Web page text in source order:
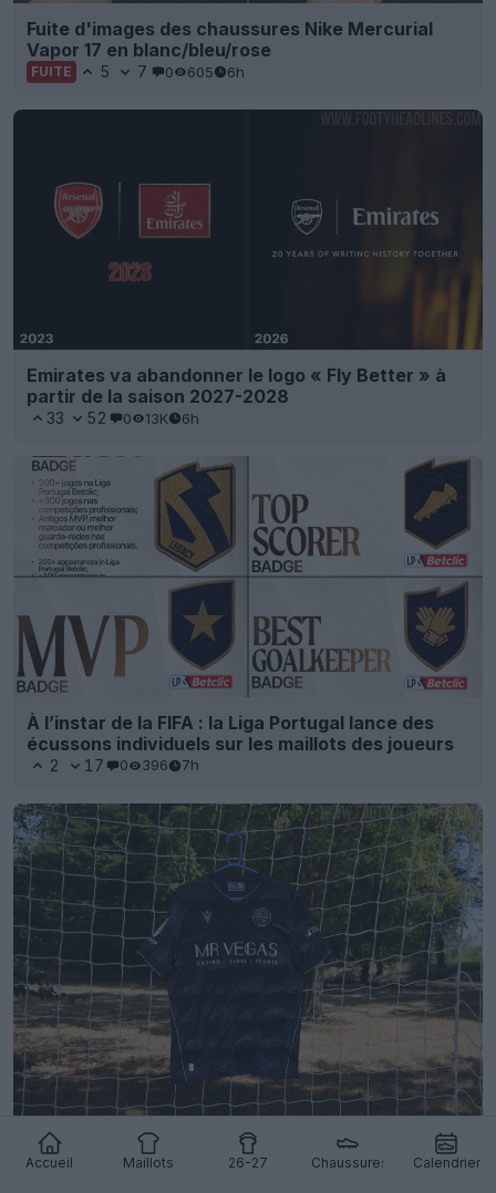
Accueil Maillots 26-27 Chaussures Calendrier
Fuite d'images des chaussures Nike Mercurial
Vapor 17 en blanc/bleu/rose
FUITE 5 7 0 605 6h
Emirates va abandonner le logo « Fly Better » à
partir de la saison 2027-2028
33 52 0 13K 6h
À l’instar de la FIFA : la Liga Portugal lance des
écussons individuels sur les maillots des joueurs
2 17 0 396 7h
Dévoilement du maillot extérieur de Reading pour
la saison 26-27